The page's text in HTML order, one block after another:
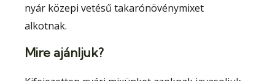
nyár közepi vetésű takarónövénymixet
alkotnak.
Mire ajánljuk?